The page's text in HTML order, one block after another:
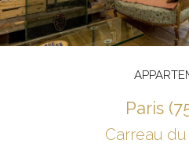
paris
Carreau